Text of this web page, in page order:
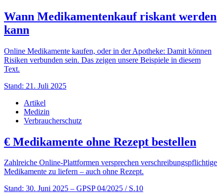
Wann Medikamentenkauf riskant werden
kann
Online Medikamente kaufen, oder in der Apotheke: Damit können
Risiken verbunden sein. Das zeigen unsere Beispiele in diesem
Text.
Stand: 21. Juli 2025
Artikel
Medizin
Verbraucherschutz
€ Medikamente ohne Rezept bestellen
Zahlreiche Online-Plattformen versprechen verschreibungspflichtige
Medikamente zu liefern – auch ohne Rezept.
Stand: 30. Juni 2025 – GPSP 04/2025 / S.10